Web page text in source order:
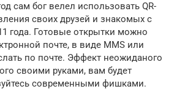
сам бог велел использовать QR-
своих друзей и знакомых с
года. Готовые открытки можно
почте, в виде MMS или
по почте. Эффект неожиданого
своими руками, вам будет
современными фишками.